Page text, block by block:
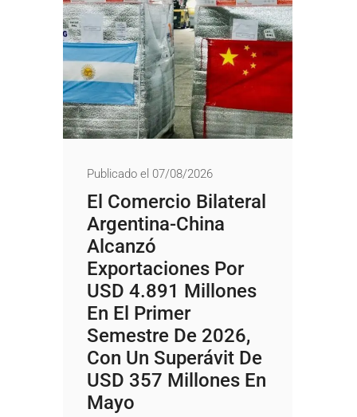
Publicado el 07/08/2026
El Comercio Bilateral
Argentina-China
Alcanzó
Exportaciones Por
USD 4.891 Millones
En El Primer
Semestre De 2026,
Con Un Superávit De
USD 357 Millones En
Mayo